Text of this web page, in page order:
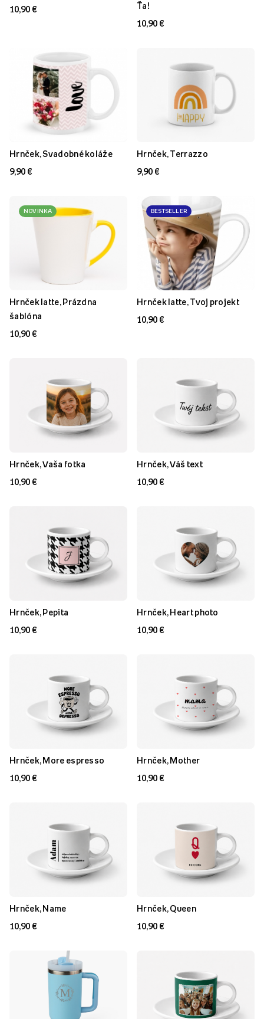
10,90 €
Ťa!
10,90 €
Hrnček, Svadobné koláže
9,90 €
Hrnček, Terrazzo
9,90 €
NOVINKA
Hrnček latte, Prázdna
šablóna
10,90 €
BESTSELLER
Hrnček latte, Tvoj projekt
10,90 €
Hrnček, Vaša fotka
10,90 €
Hrnček, Váš text
10,90 €
Hrnček, Pepita
10,90 €
Hrnček, Heart photo
10,90 €
Hrnček, More espresso
10,90 €
Hrnček, Mother
10,90 €
Hrnček, Name
10,90 €
Hrnček, Queen
10,90 €